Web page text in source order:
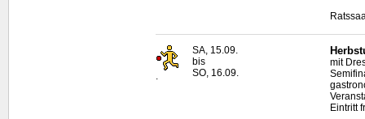
SA, 15.09.
bis
SO, 16.09.
mit
Eintritt